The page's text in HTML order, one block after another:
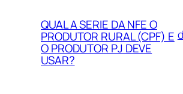
QUAL A SERIE DA NFE O
PRODUTOR RURAL (CPF) E
O PRODUTOR PJ DEVE
USAR?